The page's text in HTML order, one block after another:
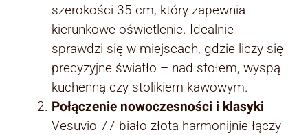
szerokości 35 cm, który zapewnia
kierunkowe oświetlenie. Idealnie
sprawdzi się w miejscach, gdzie liczy się
precyzyjne światło – nad stołem, wyspą
kuchenną czy stolikiem kawowym.
Połączenie nowoczesności i klasyki
Vesuvio 77 biało złota harmonijnie łączy